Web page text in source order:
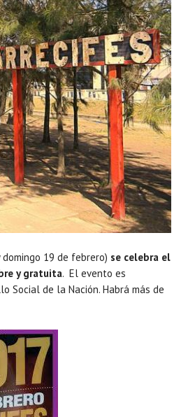
domingo 19 de febrero) se celebra el
y gratuita. El evento es
Social de la Nación. Habrá más de